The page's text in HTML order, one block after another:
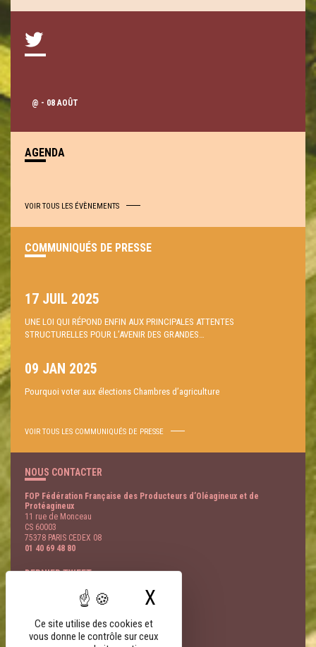
Ce site utilise des cookies et
vous donne le contrôle sur ceux
X Masquer le
@ - 08 AOÛT
AGENDA
VOIR TOUS LES ÉVÈNEMENTS
COMMUNIQUÉS DE PRESSE
17 JUIL 2025
UNE LOI QUI RÉPOND ENFIN AUX PRINCIPALES ATTENTES
STRUCTURELLES POUR L’AVENIR DES GRANDES…
09 JAN 2025
Pourquoi voter aux élections Chambres d’agriculture
VOIR TOUS LES COMMUNIQUÉS DE PRESSE
NOUS CONTACTER
FOP Fédération Française des Producteurs d’Oléagineux et de
Protéagineux
11 rue de Monceau
CS 60003
75378 PARIS CEDEX 08
01 40 69 48 80
DERNIER TWEET
LIENS PARTENAIRES